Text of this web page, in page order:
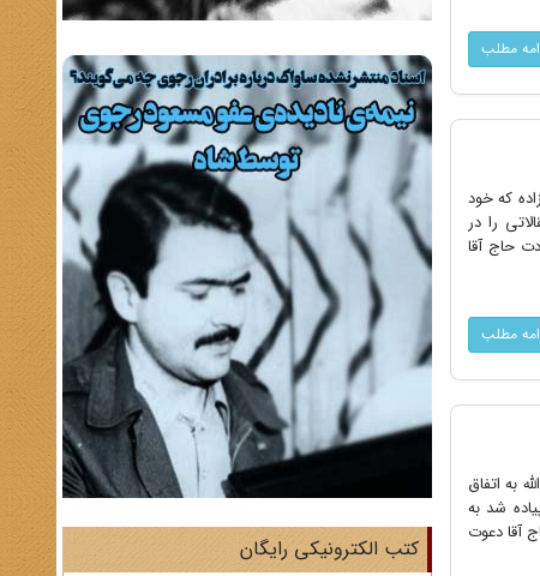
مطلب
که خود
را در
حاج‌ آقا
مطلب
به اتفاق
شد به
‌آقا دعوت
کتب الکترونیکی رایگان